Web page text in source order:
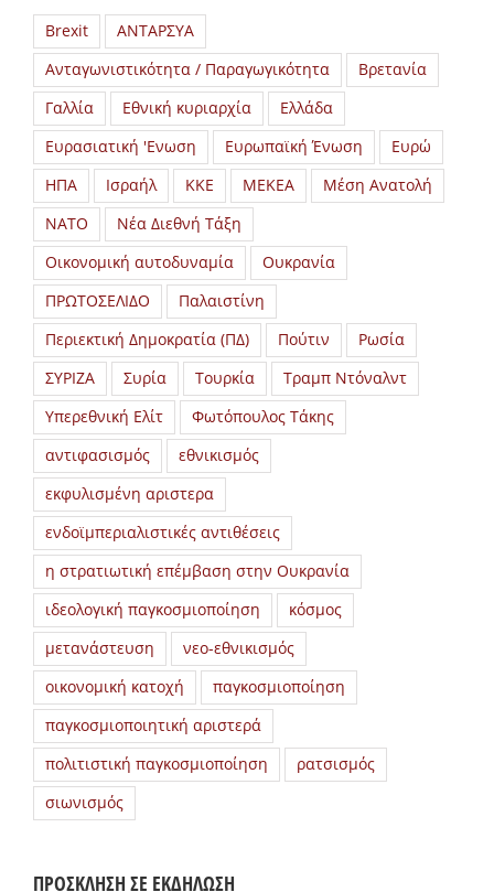
Brexit
ΑΝΤΑΡΣΥΑ
Ανταγωνιστικότητα / Παραγωγικότητα
Βρετανία
Γαλλία
Εθνική κυριαρχία
Ελλάδα
Ευρασιατική 'Ενωση
Ευρωπαϊκή Ένωση
Ευρώ
ΗΠΑ
Ισραήλ ΚΚΕ ΜΕΚΕΑ
Μέση Ανατολή
ΝΑΤΟ
Νέα Διεθνή Τάξη
Οικονομική αυτοδυναμία
Ουκρανία
ΠΡΩΤΟΣΕΛΙΔΟ
Παλαιστίνη
Περιεκτική Δημοκρατία (ΠΔ)
Πούτιν
Ρωσία
ΣΥΡΙΖΑ
Συρία Τουρκία
Τραμπ Ντόναλντ
Υπερεθνική Ελίτ
Φωτόπουλος Τάκης
αντιφασισμός
εθνικισμός
εκφυλισμένη αριστερα
ενδοϊμπεριαλιστικές αντιθέσεις
η στρατιωτική επέμβαση στην Ουκρανία
ιδεολογική παγκοσμιοποίηση
κόσμος
μετανάστευση
νεο-εθνικισμός
οικονομική κατοχή
παγκοσμιοποίηση
παγκοσμιοποιητική αριστερά
πολιτιστική παγκοσμιοποίηση
ρατσισμός
σιωνισμός
ΠΡΟΣΚΛΗΣΗ ΣΕ ΕΚΔΗΛΩΣΗ